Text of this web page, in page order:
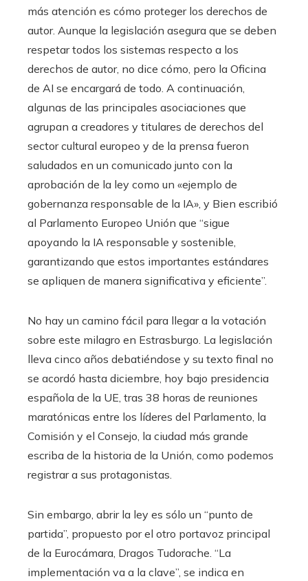
más atención es cómo proteger los derechos de
autor. Aunque la legislación asegura que se deben
respetar todos los sistemas respecto a los
derechos de autor, no dice cómo, pero la Oficina
de AI se encargará de todo. A continuación,
algunas de las principales asociaciones que
agrupan a creadores y titulares de derechos del
sector cultural europeo y de la prensa fueron
saludados en un comunicado junto con la
aprobación de la ley como un «ejemplo de
gobernanza responsable de la IA», y Bien escribió
al Parlamento Europeo Unión que “sigue
apoyando la IA responsable y sostenible,
garantizando que estos importantes estándares
se apliquen de manera significativa y eficiente”.
No hay un camino fácil para llegar a la votación
sobre este milagro en Estrasburgo. La legislación
lleva cinco años debatiéndose y su texto final no
se acordó hasta diciembre, hoy bajo presidencia
española de la UE, tras 38 horas de reuniones
maratónicas entre los líderes del Parlamento, la
Comisión y el Consejo, la ciudad más grande
escriba de la historia de la Unión, como podemos
registrar a sus protagonistas.
Sin embargo, abrir la ley es sólo un “punto de
partida”, propuesto por el otro portavoz principal
de la Eurocámara, Dragos Tudorache. “La
implementación va a la clave”, se indica en